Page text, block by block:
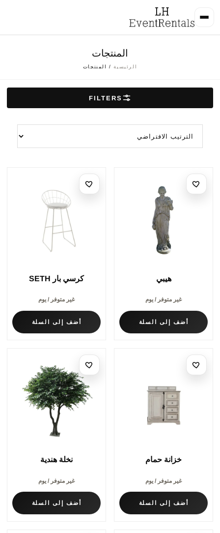
المنتجات
الرئيسية / المنتجات
FILTERS
هيبي
غير متوفر / يوم
أضف إلى السلة
كرسي بار SETH
غير متوفر / يوم
أضف إلى السلة
خزانة حمام
غير متوفر / يوم
أضف إلى السلة
نخلة هندية
غير متوفر / يوم
أضف إلى السلة